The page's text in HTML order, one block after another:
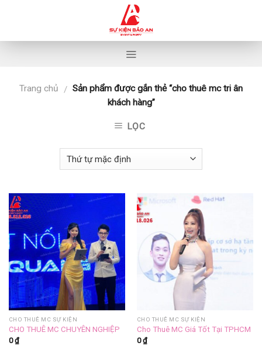
Trang chủ / Sản phẩm được gắn thẻ “cho thuê mc tri ân
khách hàng”
LỌC
CHO THUÊ MC SỰ KIỆN
CHO THUÊ MC CHUYÊN NGHIỆP
0₫
CHO THUÊ MC SỰ KIỆN
Cho Thuê MC Giá Tốt Tại TPHCM
0₫